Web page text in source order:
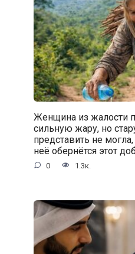
Женщина из жалости
сильную жару, но
представить не
неё обернётся этот
0 1.3к.